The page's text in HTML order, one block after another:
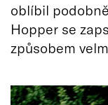
oblíbil
Hopper se
způsobem